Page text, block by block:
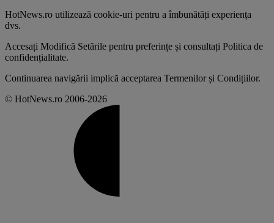
HotNews.ro utilizează cookie-uri pentru a îmbunătăți experiența
dvs.
Accesați Modifică Setările pentru preferințe și consultați Politica de
confidențialitate.
Continuarea navigării implică acceptarea Termenilor și Condițiilor.
© HotNews.ro 2006-2026